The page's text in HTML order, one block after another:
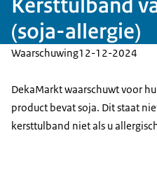
(soja-allergie)
Waarschuwing12-12-2024
DekaMarkt waarschuwt voor
product bevat soja. Dit staat
kersttulband niet als u